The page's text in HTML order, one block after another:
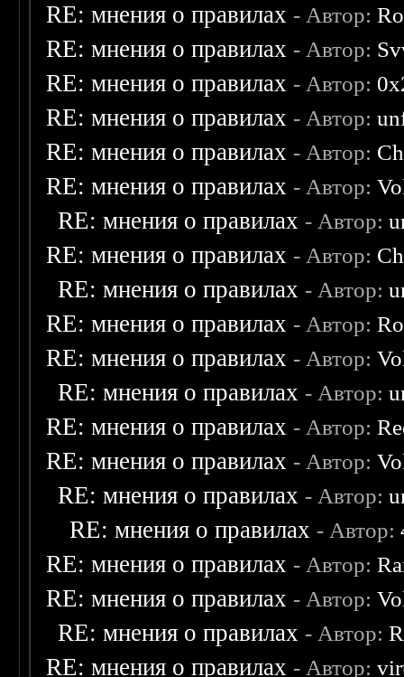
RE: мнения о правилах - Автор:
RE: мнения о правилах - Автор:
RE: мнения о правилах - Автор:
RE: мнения о правилах - Автор:
RE: мнения о правилах - Автор:
RE: мнения о правилах - Автор:
RE: мнения о правилах - Автор:
RE: мнения о правилах - Автор:
RE: мнения о правилах - Автор:
RE: мнения о правилах - Автор:
RE: мнения о правилах - Автор:
RE: мнения о правилах - Автор:
RE: мнения о правилах - Автор:
RE: мнения о правилах - Автор:
RE: мнения о правилах - Автор:
RE: мнения о правилах - Автор:
RE: мнения о правилах - Автор:
RE: мнения о правилах - Автор:
RE: мнения о правилах - Автор:
RE: мнения о правилах - Автор: